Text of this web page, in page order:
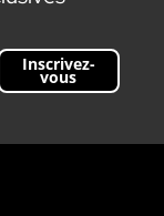
Inscrivez-
vous